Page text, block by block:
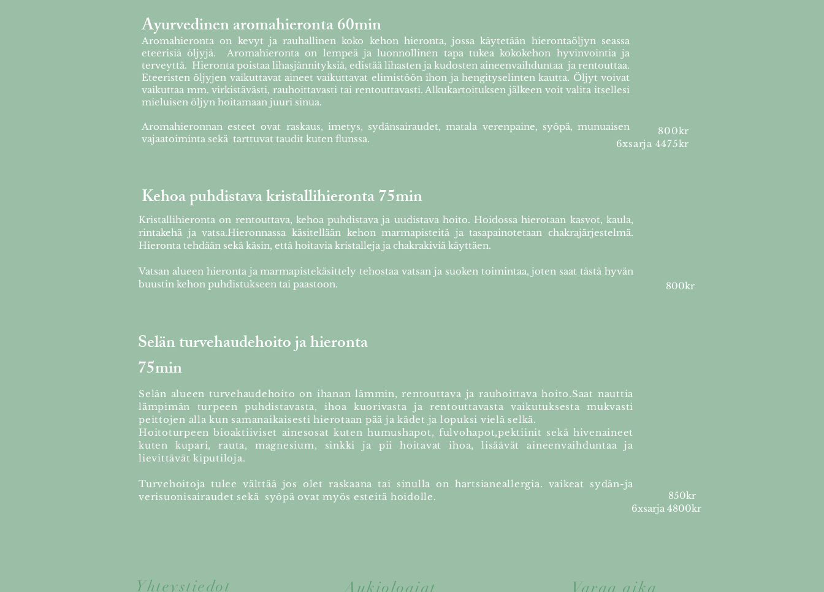
Ayurvedinen aromahieronta 60min
Aromahieronta on kevyt ja rauhallinen koko kehon hieronta, jossa käytetään hierontaöljyn seassa
eteerisiä öljyjä. Aromahieronta on lempeä ja luonnollinen tapa tukea kokokehon hyvinvointia ja
terveyttä. Hieronta poistaa lihasjännityksiä, edistää lihasten ja kudosten aineenvaihduntaa ja rentouttaa.
Eteeristen öljyjen vaikuttavat aineet vaikuttavat elimistöön ihon ja hengityselinten kautta. Öljyt voivat
vaikuttaa mm. virkistävästi, rauhoittavasti tai rentouttavasti. Alkukartoituksen jälkeen voit valita itsellesi
mieluisen öljyn hoitamaan juuri sinua.
Aromahieronnan esteet ovat raskaus, imetys, sydänsairaudet, matala verenpaine, syöpä, munuaisen
vajaatoiminta sekä tarttuvat taudit kuten flunssa.
800kr
6xsarja 4475kr
Kehoa puhdistava kristallihieronta 75min
Kristallihieronta on rentouttava, kehoa puhdistava ja uudistava hoito. Hoidossa hierotaan kasvot, kaula,
rintakehä ja vatsa.Hieronnassa käsitellään kehon marmapisteitä ja tasapainotetaan chakrajärjestelmä.
Hieronta tehdään sekä käsin, että hoitavia kristalleja ja chakrakiviä käyttäen.
Vatsan alueen hieronta ja marmapistekäsittely tehostaa vatsan ja suoken toimintaa, joten saat tästä hyvän
buustin kehon puhdistukseen tai paastoon.
800kr
Selän turvehaudehoito ja hieronta
75min
Selän alueen turvehaudehoito on ihanan lämmin, rentouttava ja rauhoittava hoito.Saat nauttia
lämpimän turpeen puhdistavasta, ihoa kuorivasta ja rentouttavasta vaikutuksesta mukvasti
peittojen alla kun samanaikaisesti hierotaan pää ja kädet ja lopuksi vielä selkä.
Hoitoturpeen bioaktiiviset ainesosat kuten humushapot, fulvohapot,pektiinit sekä hivenaineet
kuten kupari, rauta, magnesium, sinkki ja pii hoitavat ihoa, lisäävät aineenvaihduntaa ja
lievittävät kiputiloja.
Turvehoitoja tulee välttää jos olet raskaana tai sinulla on hartsianeallergia. vaikeat sydän-ja
verisuonisairaudet sekä syöpä ovat myös esteitä hoidolle.
850kr
6xsarja 4800kr
Yhteystiedot Varaa aika
Aukioloajat